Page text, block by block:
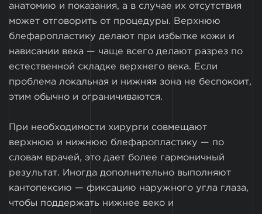
анатомию и показания, а в случае их отсутствия
может отговорить от процедуры. Верхнюю
блефаропластику делают при избытке кожи и
нависании века — чаще всего делают разрез по
естественной складке верхнего века. Если
проблема локальная и нижняя зона не беспокоит,
этим обычно и ограничиваются.
При необходимости хирурги совмещают
верхнюю и нижнюю блефаропластику — по
словам врачей, это дает более гармоничный
результат. Иногда дополнительно выполняют
кантопексию — фиксацию наружного угла глаза,
чтобы поддержать нижнее веко и